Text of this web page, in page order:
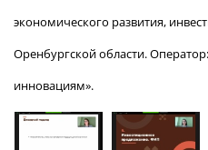
экономического развития,
Оренбургской области.
инновациям».